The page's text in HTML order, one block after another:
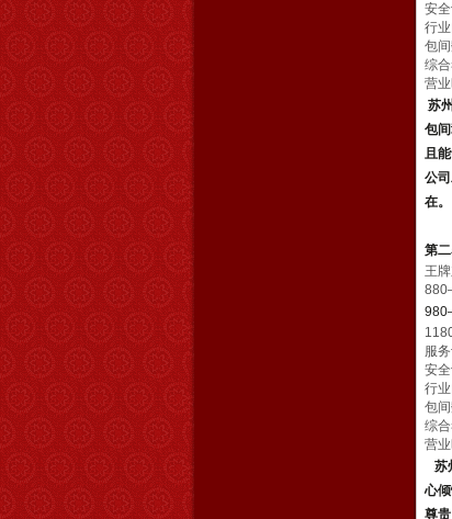
安
行
包
综
营
苏
包
且
公
在。
第
王
服
安
行
包
综
营
苏
心
尊贵